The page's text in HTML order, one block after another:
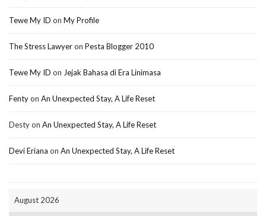
Tewe My ID on My Profile
The Stress Lawyeron Pesta Blogger 2010
Tewe My ID on Jejak Bahasa di Era Linimasa
Fentyon An Unexpected Stay, A Life Reset
Destyon An Unexpected Stay, A Life Reset
Devi Eriana on An Unexpected Stay, A Life Reset
August 2026